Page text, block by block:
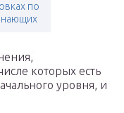
по
которых есть
уровня, и